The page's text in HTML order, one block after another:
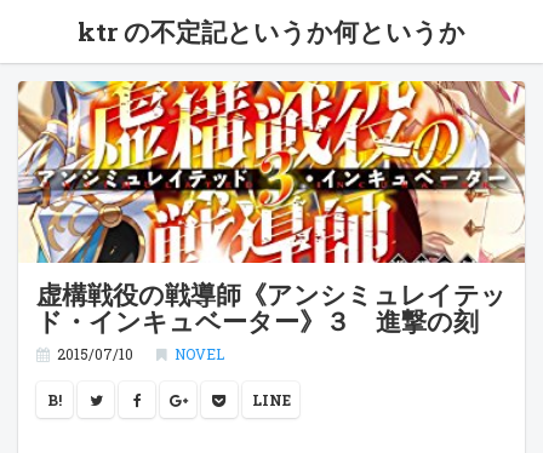
ktr の不定記というか何というか
虚構戦役の戦導師《アンシミュレイテッ
ド・インキュベーター》３ 進撃の刻
2015/07/10 NOVEL
B! LINE